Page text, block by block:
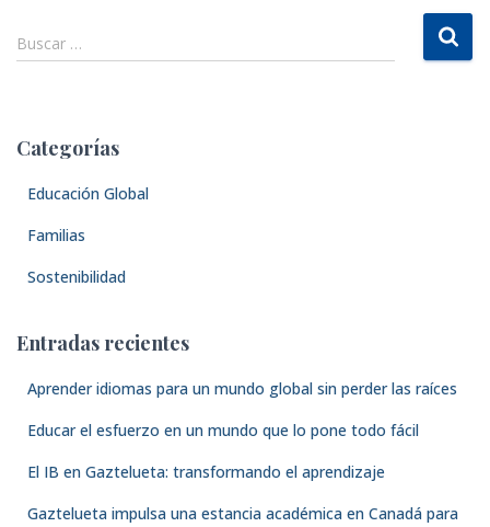
u
r
Buscar …
Categorías
Educación Global
Familias
Sostenibilidad
Entradas recientes
Aprender idiomas para un mundo global sin perder las raíces
Educar el esfuerzo en un mundo que lo pone todo fácil
El IB en Gaztelueta: transformando el aprendizaje
Gaztelueta impulsa una estancia académica en Canadá para